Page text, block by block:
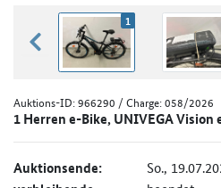
zurück blättern
1
Auktions-ID:966290 / Charge: 058/2026
1 Herren e-Bike, UNIVEGA Vision
Auktionsende: So.,